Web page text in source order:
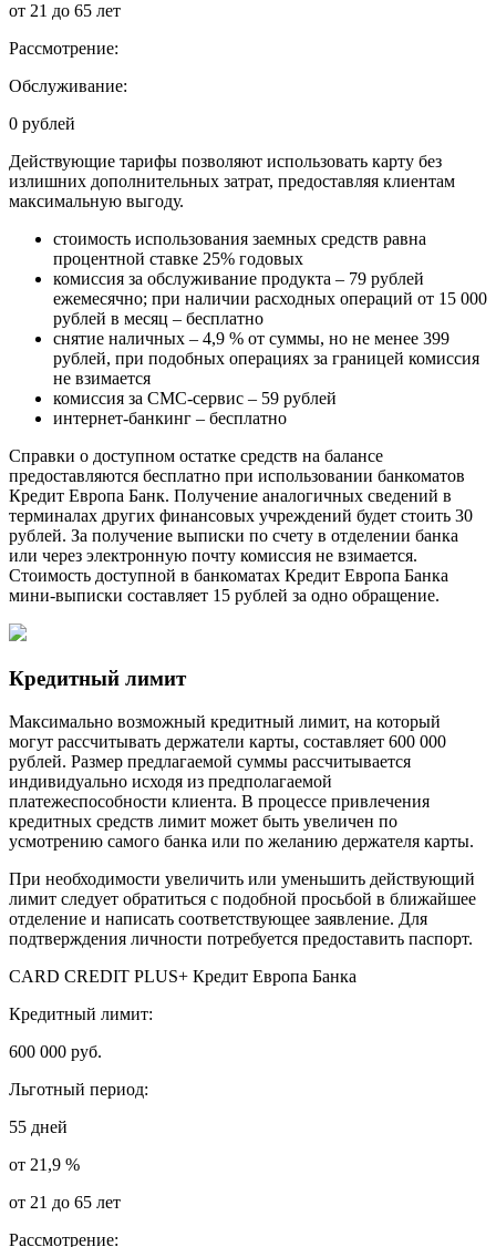
от 21 до 65 лет
Рассмотрение:
Обслуживание:
0 рублей
Действующие тарифы позволяют использовать карту без
излишних дополнительных затрат, предоставляя клиентам
максимальную выгоду.
стоимость использования заемных средств равна
процентной ставке 25% годовых
комиссия за обслуживание продукта – 79 рублей
ежемесячно; при наличии расходных операций от 15 000
рублей в месяц – бесплатно
снятие наличных – 4,9 % от суммы, но не менее 399
рублей, при подобных операциях за границей комиссия
не взимается
комиссия за СМС-сервис – 59 рублей
интернет-банкинг – бесплатно
Справки о доступном остатке средств на балансе
предоставляются бесплатно при использовании банкоматов
Кредит Европа Банк. Получение аналогичных сведений в
терминалах других финансовых учреждений будет стоить 30
рублей. За получение выписки по счету в отделении банка
или через электронную почту комиссия не взимается.
Стоимость доступной в банкоматах Кредит Европа Банка
мини-выписки составляет 15 рублей за одно обращение.
Кредитный лимит
Максимально возможный кредитный лимит, на который
могут рассчитывать держатели карты, составляет 600 000
рублей. Размер предлагаемой суммы рассчитывается
индивидуально исходя из предполагаемой
платежеспособности клиента. В процессе привлечения
кредитных средств лимит может быть увеличен по
усмотрению самого банка или по желанию держателя карты.
При необходимости увеличить или уменьшить действующий
лимит следует обратиться с подобной просьбой в ближайшее
отделение и написать соответствующее заявление. Для
подтверждения личности потребуется предоставить паспорт.
CARD CREDIT PLUS+ Кредит Европа Банка
Кредитный лимит:
600 000 руб.
Льготный период:
55 дней
от 21,9 %
от 21 до 65 лет
Рассмотрение: